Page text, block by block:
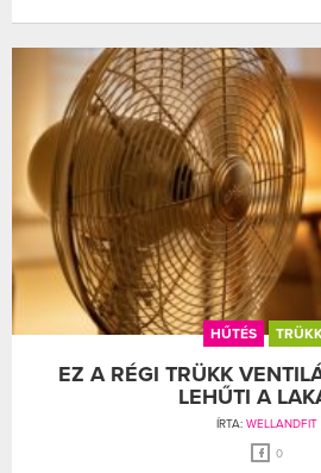
HŰTÉS
EZ A RÉGI TRÜKK
LEHŰTI A
ÍRTA: WELLANDFIT
0